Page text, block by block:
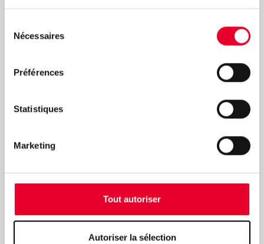
Nécessaires
Préférences
Statistiques
Marketing
Tout autoriser
Autoriser la sélection